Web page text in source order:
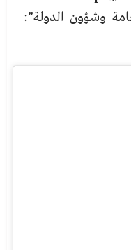
وشؤون الدولة”: